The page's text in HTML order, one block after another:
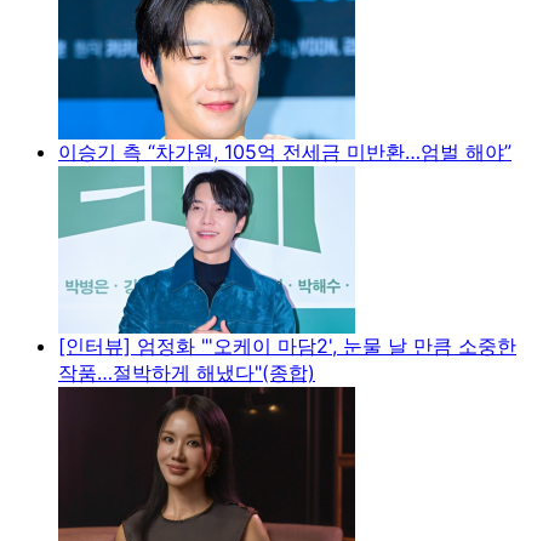
이승기 측 “차가원, 105억 전세금 미반환…엄벌 해야”
[인터뷰] 엄정화 "'오케이 마담2', 눈물 날 만큼 소중한
작품…절박하게 해냈다"(종합)